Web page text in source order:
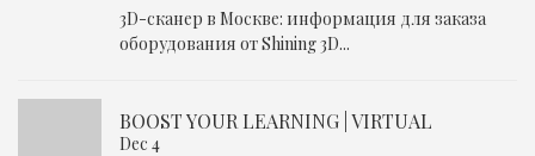
3D-сканер в Москве: информация для заказа
оборудования от Shining 3D...
BOOST YOUR LEARNING | VIRTUAL
Dec 4